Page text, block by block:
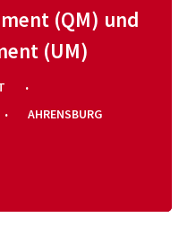
(QM) und
(UM)
·
· AHRENSBURG